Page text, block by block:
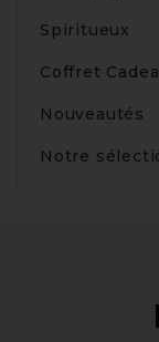
Spiritueux
Coffret
Nouveautés
Notre